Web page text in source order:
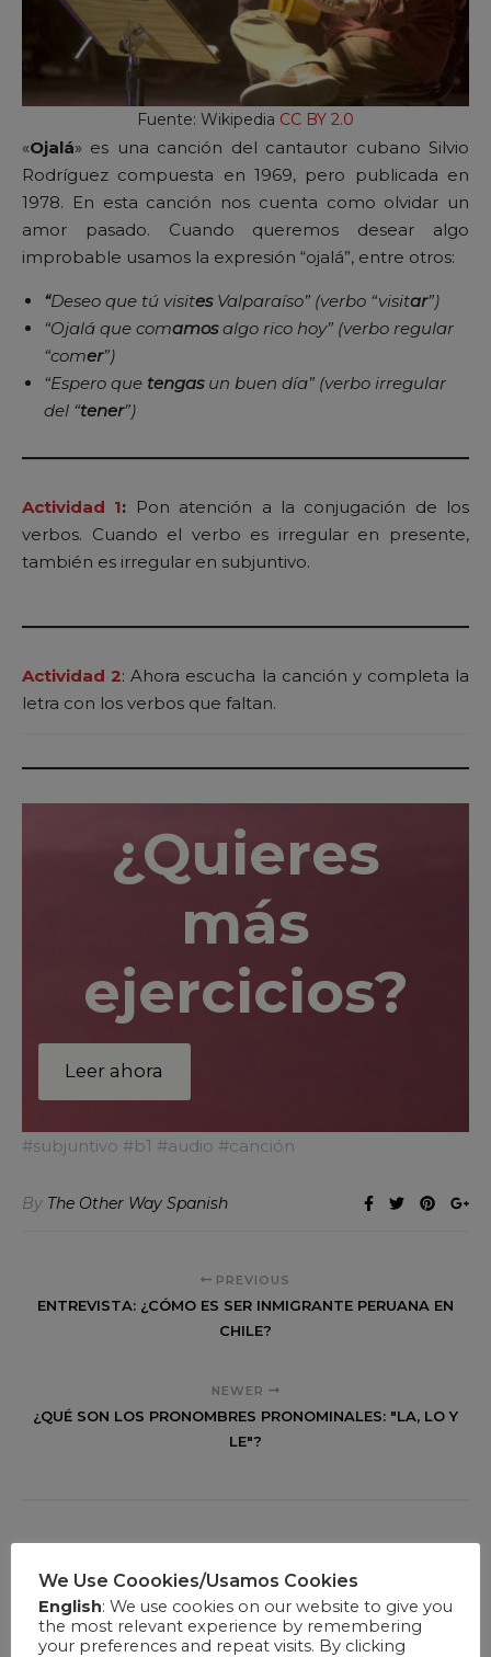
Fuente: Wikipedia CC BY 2.0
«Ojalá» es una canción del cantautor cubano Silvio
Rodríguez compuesta en 1969, pero publicada en
1978. En esta canción nos cuenta como olvidar un
amor pasado. Cuando queremos desear algo
improbable usamos la expresión “ojalá”, entre otros:
“Deseo que tú visitesValparaíso” (verbo “visitar”)
“Ojalá que comamosalgo rico hoy” (verbo regular
“comer”)
“Espero que tengas un buen día” (verbo irregular
del “tener”)
Actividad 1: Pon atención a la conjugación de los
verbos. Cuando el verbo es irregular en presente,
también es irregular en subjuntivo.
Actividad 2: Ahora escucha la canción y completa la
letra con los verbos que faltan.
¿Quieres
más
ejercicios?
Leer ahora
#subjuntivo #b1 #audio #canción
By The Other Way Spanish
PREVIOUS
ENTREVISTA: ¿CÓMO ES SER INMIGRANTE PERUANA EN
CHILE?
NEWER
¿QUÉ SON LOS PRONOMBRES PRONOMINALES: "LA, LO Y
LE"?
Tu dirección de correo electrónico no será publicada.
We Use Coookies/Usamos Cookies
English: We use cookies on our website to give you
the most relevant experience by remembering
your preferences and repeat visits. By clicking